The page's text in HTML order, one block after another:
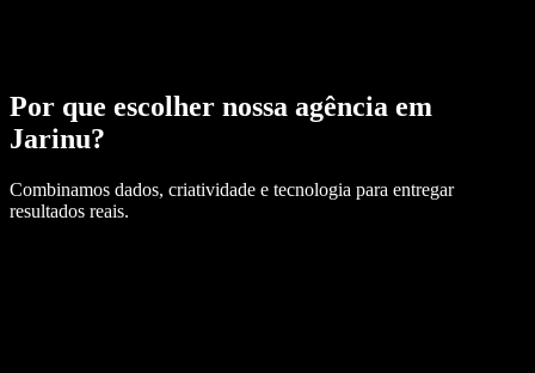
Por que escolher nossa agência em
Jarinu?
Combinamos dados, criatividade e tecnologia para entregar
resultados reais.